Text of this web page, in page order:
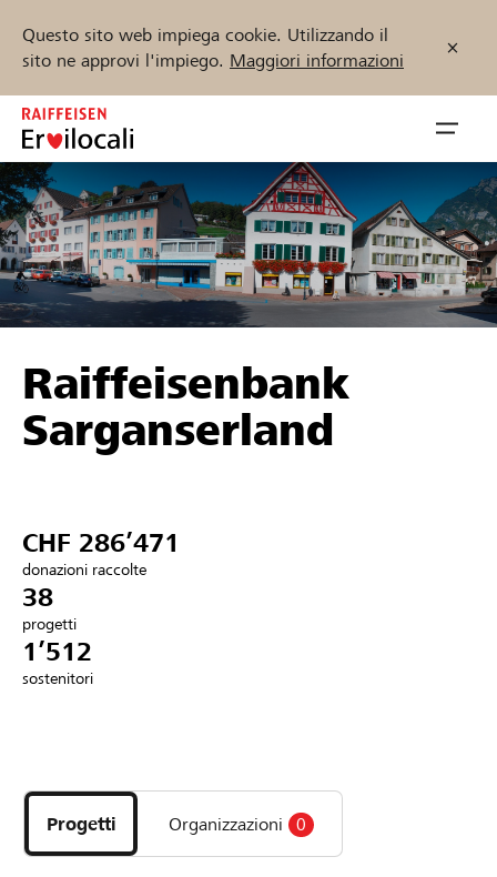
Questo sito web impiega cookie. Utilizzando il
sito ne approvi l'impiego. Maggiori informazioni
Zum
Inhalt
springen
öffnen
Sostenere
Aiuto & supporto
Collegarsi
Trova progetti e organizzazioni
Inizia ora
DE FR IT
Raiffeisenbank
Sarganserland
CHF 286’471
donazioni raccolte
38
progetti
1’512
sostenitori
i
progetti
e
Progetti Organizzazioni 0